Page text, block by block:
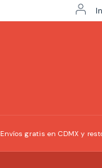
Envíos gratis en CDMX y